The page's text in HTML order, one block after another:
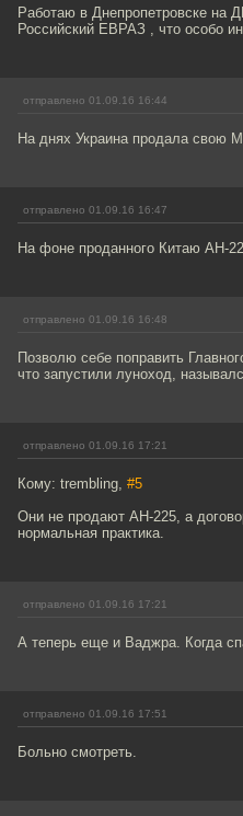
Работаю в Днепропетровске на
Российский ЕВРАЗ , что особо
отправлено 01.09.16 16:44
На днях Украина продала свою
отправлено 01.09.16 16:47
На фоне проданного Китаю АН-
отправлено 01.09.16 16:48
Позволю себе поправить
что запустили луноход,
отправлено 01.09.16 17:21
Кому: trembling, #5
Они не продают АН-225, а
нормальная практика.
отправлено 01.09.16 17:21
А теперь еще и Ваджра. Когда
отправлено 01.09.16 17:51
Больно смотреть.